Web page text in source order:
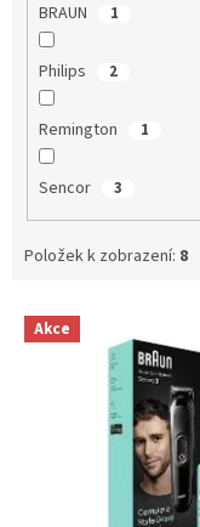
BRAUN 1
Philips 2
Remington 1
Sencor 3
Položek k zobrazení: 8
V Akce